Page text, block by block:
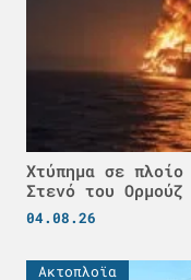
Χτύπημα σε πλοίο
Στενό του
04.08.26
Ακτοπλοϊα